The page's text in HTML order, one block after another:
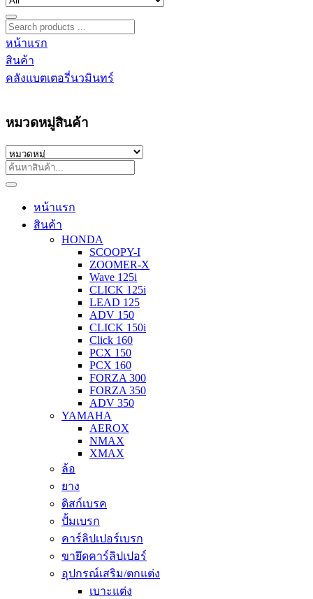
หน้าแรก
สินค้า
คลังแบตเตอรี่นวมินทร์
หมวดหมู่สินค้า
หน้าแรก
สินค้า
HONDA
SCOOPY-I
ZOOMER-X
Wave 125i
CLICK 125i
LEAD 125
ADV 150
CLICK 150i
Click 160
PCX 150
PCX 160
FORZA 300
FORZA 350
ADV 350
YAMAHA
AEROX
NMAX
XMAX
ล้อ
ยาง
ดิสก์เบรค
ปั้มเบรก
คาร์ลิปเปอร์เบรก
ขายึดคาร์ลิปเปอร์
อุปกรณ์เสริม/ตกแต่ง
เบาะแต่ง